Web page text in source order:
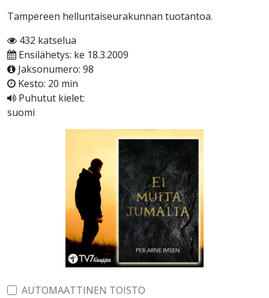
Tampereen helluntaiseurakunnan tuotantoa.
432 katselua
Ensilähetys: ke 18.3.2009
Jaksonumero: 98
Kesto: 20 min
Puhutut kielet:
suomi
AUTOMAATTINEN TOISTO